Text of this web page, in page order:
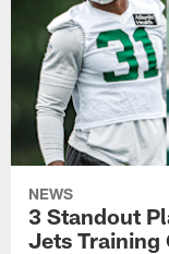
NEWS
3 Standout
Jets Training